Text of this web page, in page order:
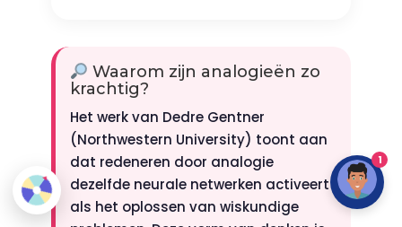
Waarom zijn analogieën zo
krachtig?
Het werk van Dedre Gentner
(Northwestern University) toont aan
dat redeneren door analogie
dezelfde neurale netwerken activeert
als het oplossen van wiskundige
1